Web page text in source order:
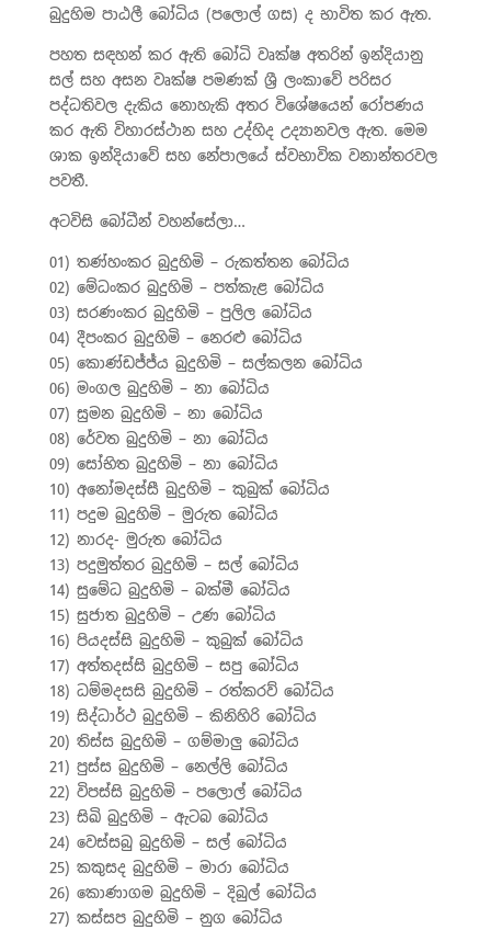
බුදුහිම පාඨලී බෝධිය (පලොල් ගස) ද භාවිත කර ඇත.
පහත සඳහන් කර ඇති බෝධි වෘක්ෂ අතරින් ඉන්දියානු
සල් සහ අසන වෘක්ෂ පමණක් ශ්‍රී ලංකාවේ පරිසර
පද්ධතිවල දැකිය නොහැකි අතර විශේෂයෙන් රෝපණය
කර ඇති විහාරස්ථාන සහ උද්හිද උද්‍යානවල ඇත. මෙම
ශාක ඉන්දියාවේ සහ නේපාලයේ ස්වභාවික වනාන්තරවල
පවතී.
අටවිසි බෝධීන් වහන්සේලා…
01) තණ්හංකර බුදුහිමි – රුකත්තන බෝධිය
02) මේධංකර බුදුහිමි – පත්කැළ බෝධිය
03) සරණංකර බුදුහිමි – පුලිල බෝධිය
04) දීපංකර බුදුහිමි – නෙරළු බෝධිය
05) කොණ්ඩජ්ජ්ය බුදුහිමි – සල්කලන බෝධිය
06) මංගල බුදුහිමි – නා බෝධිය
07) සුමන බුදුහිමි – නා බෝධිය
08) රේවත බුදුහිමි – නා බෝධිය
09) සෝභිත බුදුහිමි – නා බෝධිය
10) අනෝමදස්සී බුදුහිමි – කුබුක් බෝධිය
11) පදුම බුදුහිමි – මුරුත බෝධිය
12) නාරද- මුරුත බෝධිය
13) පදුමුත්තර බුදුහිමි – සල් බෝධිය
14) සුමේධ බුදුහිමි – බක්මී බෝධිය
15) සුජාත බුදුහිමි – උණ බෝධිය
16) පියදස්සි බුදුහිමි – කුබුක් බෝධිය
17) අත්තදස්සි බුදුහිමි – සපු බෝධිය
18) ධම්මදසසි බුදුහිමි – රත්කරව් බෝධිය
19) සිද්ධාර්ථ බුදුහිමි – කිනිහිරි බෝධිය
20) තිස්ස බුදුහිමි – ගම්මාලු බෝධිය
21) පුස්ස බුදුහිමි – නෙල්ලි බෝධිය
22) විපස්සි බුදුහිමි – පලොල් බෝධිය
23) සිඛි බුදුහිමි – ඇටබ බෝධිය
24) වෙස්සබු බුදුහිමි – සල් බෝධිය
25) කකුසද බුදුහිමි – මාරා බෝධිය
26) කොණාගම බුදුහිමි – දිබුල් බෝධිය
27) කස්සප බුදුහිමි – නුග බෝධිය